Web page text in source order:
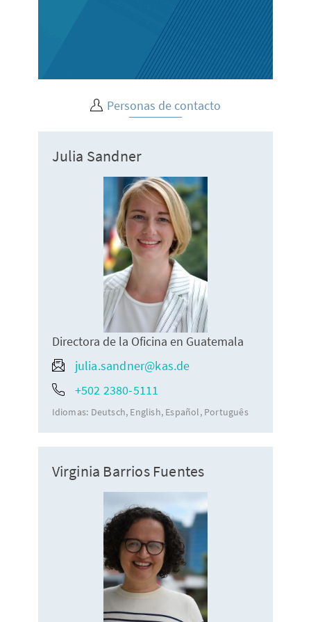
Personas de contacto
Julia Sandner
Directora de la Oficina en Guatemala
julia.sandner@kas.de
+502 2380-5111
Idiomas: Deutsch English Español Português
Virginia Barrios Fuentes